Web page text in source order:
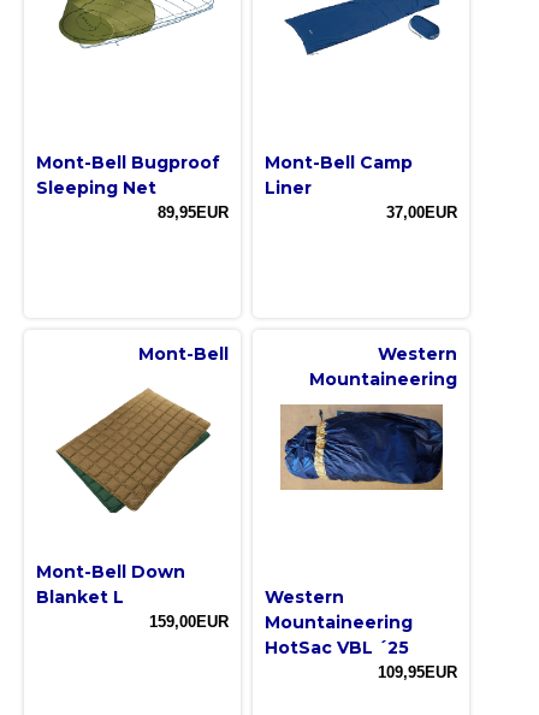
Mont-Bell Bugproof
Sleeping Net
89,95EUR
Mont-Bell Camp
Liner
37,00EUR
Mont-Bell
Mont-Bell Down
Blanket L
159,00EUR
Western
Mountaineering
Western
Mountaineering
HotSac VBL ´25
109,95EUR